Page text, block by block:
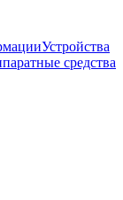
Устройства
средства